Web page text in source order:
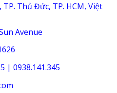
TP. Thủ Đức, TP. HCM, Việt
Avenue
| 0938.141.345